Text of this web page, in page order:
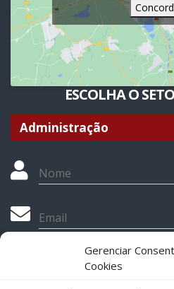
Gerenciar
Cookies
ESCOLHA O
Nome
Email
Telefone